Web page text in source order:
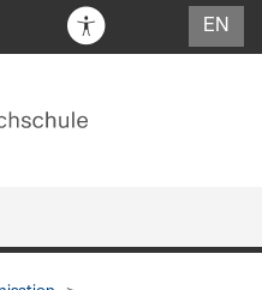
EN